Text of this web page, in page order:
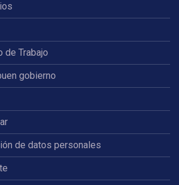
de Trabajo
gobierno
de datos personales